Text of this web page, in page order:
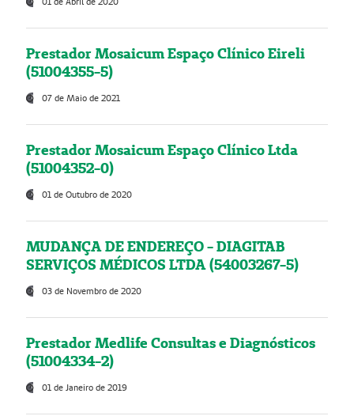
Prestador Mosaicum Espaço Clínico Eireli
(51004355-5)
07 de Maio de 2021
Prestador Mosaicum Espaço Clínico Ltda
(51004352-0)
01 de Outubro de 2020
MUDANÇA DE ENDEREÇO - DIAGITAB
SERVIÇOS MÉDICOS LTDA (54003267-5)
03 de Novembro de 2020
Prestador Medlife Consultas e Diagnósticos
(51004334-2)
01 de Janeiro de 2019